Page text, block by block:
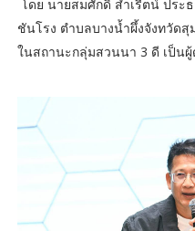
โดย นายสมศักดิ์ สำเรีตน์ ประ
ชันโรง ตำบลบางน้ำผึ้งจังทวัด
ในสถานะกลุ่มสวนนา 3 ดี เป็นผู้